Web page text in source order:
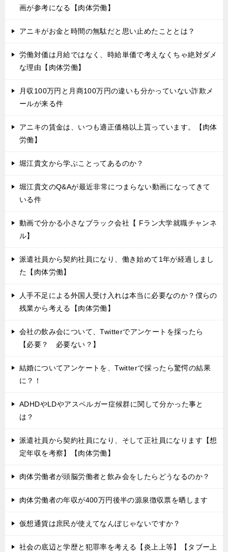
画が参考になる【肉体労働】
アニキがお金と時間の無駄だと思い止めたこととは？
労働対価は月給ではなく、時給単価で考えなくちゃ絶対ダメ
な理由【肉体労働】
月収100万円と月商100万円の違いも分かっていない詐欺メ
ールが来る件
アニキの賃金は、いつも適正価格以上貰っています。【肉体
労働】
堀江貴文から学ぶことってあるのか？
堀江貴文のQ&Aが最近非常につまらない動画になってきて
いる件
動画で分かる小さなブラック会社【 Fラン大学就職チャンネ
ル】
派遣社員から契約社員になり、働き始めて1年が経過しまし
た【肉体労働】
人手不足による外国人受け入れは本当に必要なのか？僕らの
残業から考える【肉体労働】
会社の飲み会について、Twitterでアンケートを採ったら
【必要？ 必要ない？】
結婚についてアンケートを、Twitterで採ったら驚愕の結果
に？！
ADHDやLDやアスペルガー症候群に関して分かった事と
は？
派遣社員から契約社員になり、そして正社員になります【想
定年収を考察】【肉体労働】
肉体労働者が頭脳労働者と飲み会をしたらどうなるのか？
肉体労働者の年収が400万円後半の源泉徴収票を晒します
仮想通貨は庶民が使えてなんぼじゃないですか？
社会の底辺と学歴と犯罪率を考える【炎上上等】【タブー上